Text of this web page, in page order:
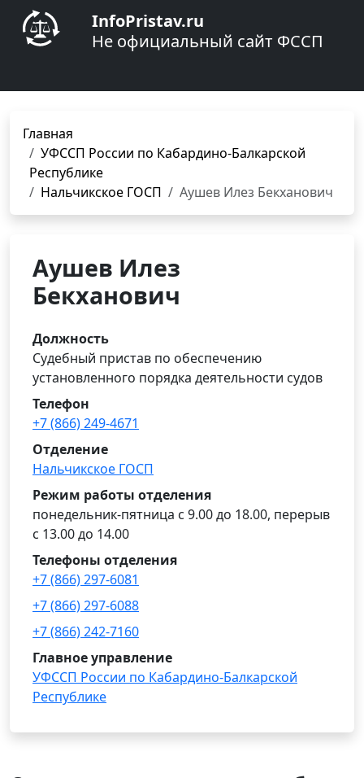
InfoPristav.ru
Не официальный сайт ФССП
Главная
УФССП России по Кабардино-Балкарской
Республике
Нальчикское ГОСП
Аушев Илез Бекханович
Аушев Илез
Бекханович
Должность
Судебный пристав по обеспечению
установленного порядка деятельности судов
Телефон
+7 (866) 249-4671
Отделение
Нальчикское ГОСП
Режим работы отделения
понедельник-пятница с 9.00 до 18.00, перерыв
с 13.00 до 14.00
Телефоны отделения
+7 (866) 297-6081
+7 (866) 297-6088
+7 (866) 242-7160
Главное управление
УФССП России по Кабардино-Балкарской
Республике